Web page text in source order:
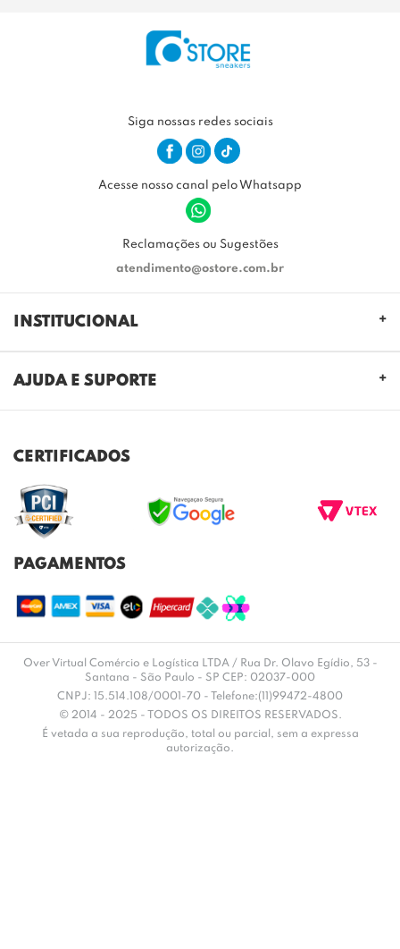
Siga nossas redes sociais
Acesse nosso canal pelo Whatsapp
Reclamações ou Sugestões
atendimento@ostore.com.br
INSTITUCIONAL
REGULAMENTO CASHBACK
AJUDA E SUPORTE
TROCAS E DEVOLUÇÕES
ENVIO E ENTREGA
DÚVIDAS FREQUENTES
CERTIFICADOS
PAGAMENTOS
Over Virtual Comércio e Logística LTDA / Rua Dr. Olavo Egídio, 53 -
Santana - São Paulo - SP CEP: 02037-000
CNPJ: 15.514.108/0001-70 - Telefone:(11)99472-4800
© 2014 - 2025 - TODOS OS DIREITOS RESERVADOS.
É vetada a sua reprodução, total ou parcial, sem a expressa
autorização.